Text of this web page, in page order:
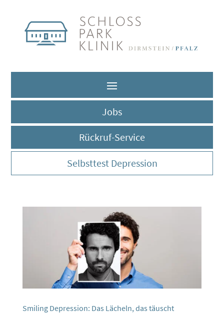
Jobs
Rückruf-Service
Selbsttest Depression
Smiling Depression: Das Lächeln, das täuscht